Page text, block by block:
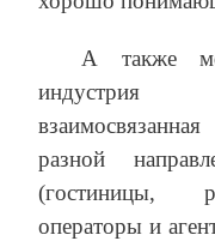
А также
индустрия
разной
(гостиницы,
операторы и